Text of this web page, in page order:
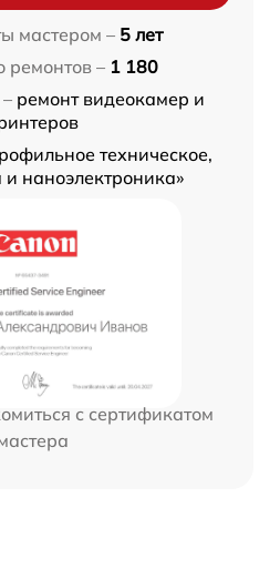
мастером – 5 лет
ремонтов – 1 180
ремонт видеокамер и
техническое,
и наноэлектроника»
с сертификатом